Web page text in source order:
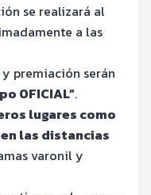
se realizará al
a las
premiación serán
OFICIAL”.
lugares como
las distancias
varonil y